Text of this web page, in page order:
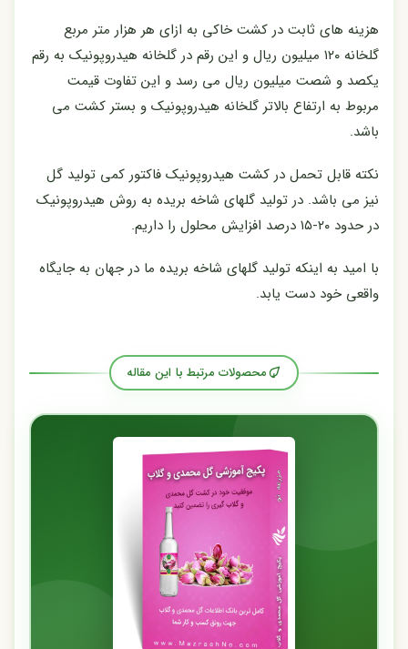
هزینه های ثابت در کشت خاکی به ازای هر هزار متر مربع
گلخانه ۱۲۰ میلیون ریال و این رقم در گلخانه هیدروپونیک به رقم
یکصد و شصت میلیون ریال می رسد و این تفاوت قیمت
مربوط به ارتفاع بالاتر گلخانه هیدروپونیک و بستر کشت می
باشد.
نکته قابل تحمل در کشت هیدروپونیک فاکتور کمی تولید گل
نیز می باشد. در تولید گلهای شاخه بریده به روش هیدروپونیک
در حدود ۲۰-۱۵ درصد افزایش محلول را داریم.
با امید به اینکه تولید گلهای شاخه بریده ما در جهان به جایگاه
واقعی خود دست یابد.
محصولات مرتبط با این مقاله